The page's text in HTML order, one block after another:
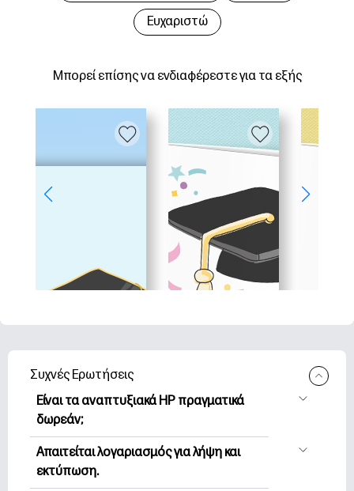
Μπορεί επίσης να ενδιαφέρεστε για τα εξής
Ευχαριστώ
Συχνές Ερωτήσεις
Είναι τα αναπτυξιακά HP πραγματικά
δωρεάν;
Η HP Printables προσφέρει 2,500+
δωρεάν εκτυπώσιμα για λήψη και
Απαιτείται λογαριασμός για λήψη και
εκτύπωση.